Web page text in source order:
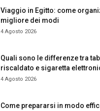
Viaggio in Egitto: come
migliore dei modi
4 Agosto 2026
Quali sono le differenze tra
riscaldato e sigaretta
4 Agosto 2026
Come prepararsi in modo